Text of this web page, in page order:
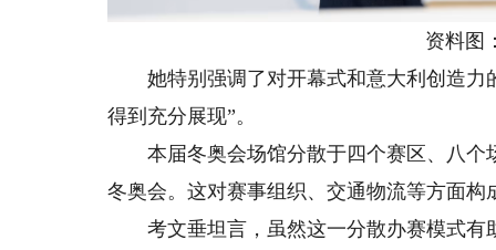
资料图：
她特别强调了对开幕式和意大利创造力
得到充分展现”。
本届冬奥会场馆分散于四个赛区、八个
冬奥会。这对赛事组织、交通物流等方面构
考文垂坦言，虽然这一分散办赛模式有